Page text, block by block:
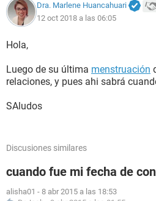
Dra. Marlene Huancahuari
12 oct 2018 a las 06:05
Hola,
Luego de su última menstruación
relaciones, y pues ahi sabrá
SAludos
Discusiones similares
cuando fue mi fecha de
alisha01 - 8 abr 2015 a las 18:53